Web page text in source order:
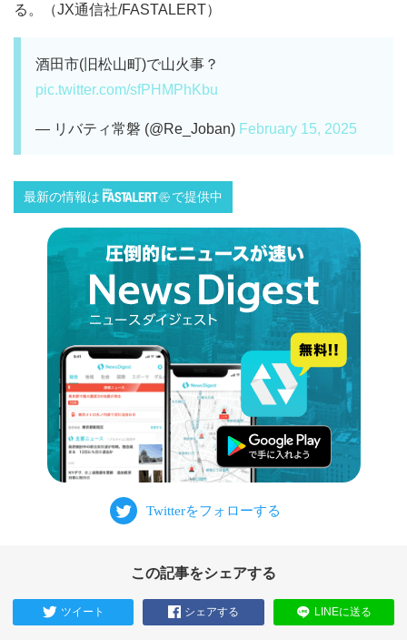
る。（JX通信社/FASTALERT）
酒田市(旧松山町)で山火事？
pic.twitter.com/sfPHMPhKbu
— リバティ常磐 (@Re_Joban) February 15, 2025
最新の情報は で提供中
この記事をシェアする
ツイート シェアする LINEに送る